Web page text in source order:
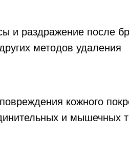
и раздражение после
методов удаления
кожного
и мышечных